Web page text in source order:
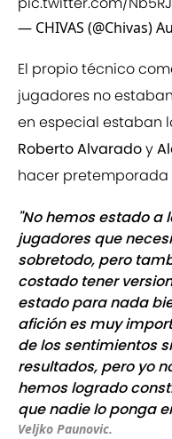
— CHIVAS (@Chivas)
El propio técnico
jugadores no
en especial estaban
Roberto Alvaradoy
hacer pretemporada
"No hemos estado
jugadores que
sobretodo, pero
costado tener
estado para nada
afición es muy
de los sentimientos
resultados, pero yo
hemos logrado
que nadie lo ponga
Veljko Paunovic.